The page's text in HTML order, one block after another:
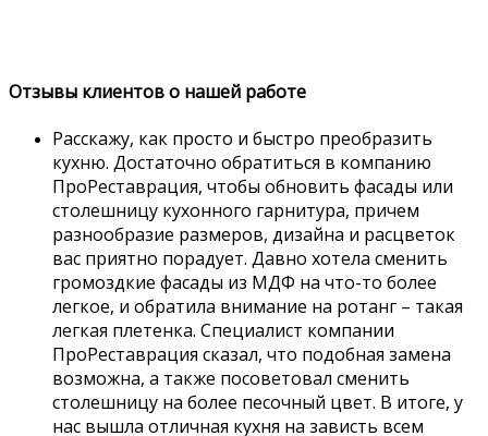
Отзывы клиентов о нашей работе
Расскажу, как просто и быстро преобразить
кухню. Достаточно обратиться в компанию
ПроРеставрация, чтобы обновить фасады или
столешницу кухонного гарнитура, причем
разнообразие размеров, дизайна и расцветок
вас приятно порадует. Давно хотела сменить
громоздкие фасады из МДФ на что-то более
легкое, и обратила внимание на ротанг – такая
легкая плетенка. Специалист компании
ПроРеставрация сказал, что подобная замена
возможна, а также посоветовал сменить
столешницу на более песочный цвет. В итоге, у
нас вышла отличная кухня на зависть всем